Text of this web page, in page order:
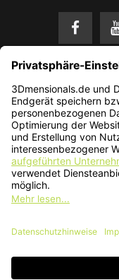
* Alle Preise in EUR inkl.
Änderungen und
© 2026 3Dmensionals /